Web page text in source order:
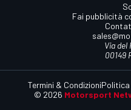
Fai pubblicità
Via del
00149
© 2026 Motorsport
Termini & CondizioniPolitica